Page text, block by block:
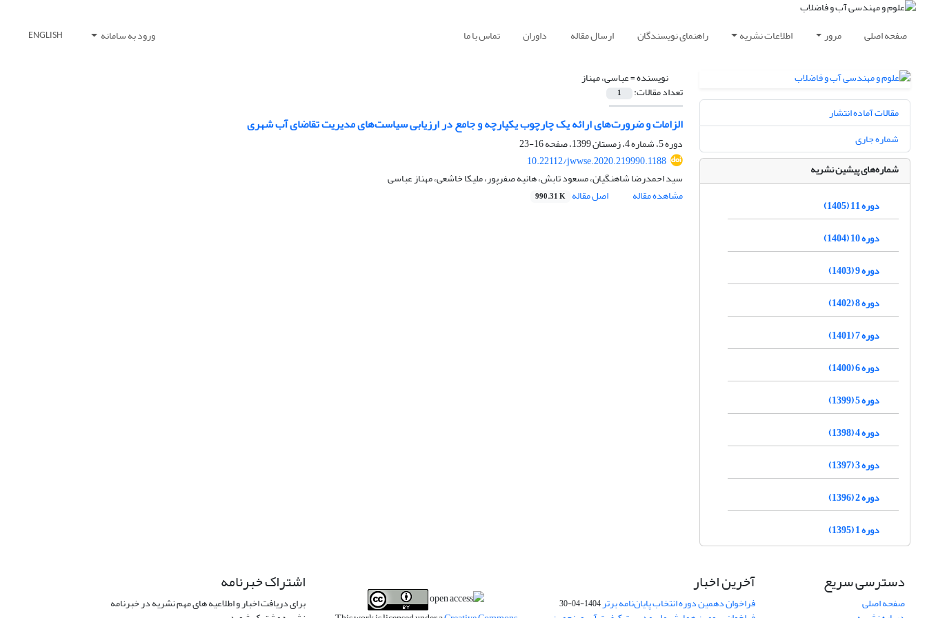
صفحه اصلی مرور اطلاعات نشریه راهنمای نویسندگان ارسال مقاله داوران تماس با ما ورود به سامانه ENGLISH
نویسنده =عباسی، مهناز
تعداد مقالات: 1
الزامات و ضرورت‌های ارائه یک چارچوب یکپارچه و جامع در ارزیابی سیاست‌های مدیریت تقاضای آب شهری
دوره 5، شماره 4، زمستان 1399، صفحه
16-23
10.22112/jwwse.2020.219990.1188
سید احمدرضا شاهنگیان، مسعود تابش، هانیه صفرپور، ملیکا خاشعی، مهناز عباسی
مشاهده مقاله
اصل مقاله 990.31 K
مقالات آماده انتشار
شماره جاری
شماره‌های پیشین نشریه
دوره 11 (1405)
دوره 10 (1404)
دوره 9 (1403)
دوره 8 (1402)
دوره 7 (1401)
دوره 6 (1400)
دوره 5 (1399)
دوره 4 (1398)
دوره 3 (1397)
دوره 2 (1396)
دوره 1 (1395)
دسترسی سریع
صفحه اصلی
آخرین اخبار
فراخوان دهمین دوره انتخاب پایان‌نامه برتر1404-04-30
اشتراک خبرنامه
برای دریافت اخبار و اطلاعیه های مهم نشریه در خبرنامه